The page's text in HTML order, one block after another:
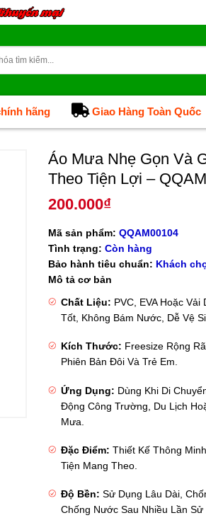
hãng Giao Hàng Toàn Quốc
Áo Mưa Nhẹ Gọn Và
Theo Tiện Lợi –
200.000₫
Mã sản phẩm: QQAM00104
Tình trạng: Còn hàng
Bảo hành tiêu chuẩn: Khách
Mô tả cơ bản
Chất Liệu: PVC, EVA Hoặc
Tốt, Không Bám Nước, Dễ Vệ
Kích Thước: Freesize Rộng
Phiên Bản Đôi Và Trẻ Em.
Ứng Dụng: Dùng Khi Di
Động Công Trường, Du Lịch
Mưa.
Đặc Điểm: Thiết Kế Thông
Tiện Mang Theo.
Độ Bền: Sử Dụng Lâu Dài,
Chống Nước Sau Nhiều Lần Sử